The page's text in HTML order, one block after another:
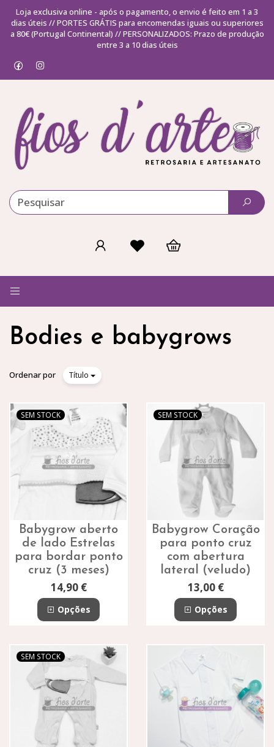
Loja exclusiva online - após o pagamento, o envio é feito em 1 a 3
dias úteis // PORTES GRÁTIS para encomendas iguais ou superiores
a 80€ (Portugal Continental) // PERSONALIZADOS: Prazo de produção
entre 3 a 10 dias úteis
Alternar
navegação
Bodies e babygrows
Ordenar por Título
SEM STOCK
Babygrow aberto
de lado Estrelas
para bordar ponto
cruz (3 meses)
14,90 €
Opções
SEM STOCK
Babygrow Coração
para ponto cruz
com abertura
lateral (veludo)
13,00 €
Opções
SEM STOCK